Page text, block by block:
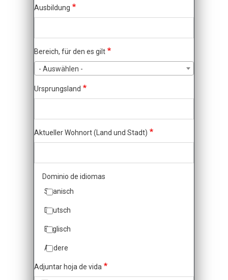
Ausbildung
Bereich, für den es gilt
- Auswählen -
Ursprungsland
Aktueller Wohnort (Land und Stadt)
Dominio de idiomas
Spanisch
Deutsch
Englisch
Andere
Adjuntar hoja de vida